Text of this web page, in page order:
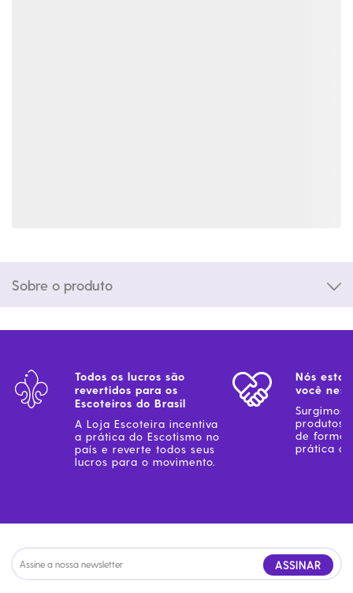
Sobre o produto
Todos os lucros são
revertidos para os
Escoteiros do Brasil
A Loja Escoteira incentiva
a prática do Escotismo no
país e reverte todos seus
lucros para o movimento.
Nós
você
Surgimos
produtos
de forma
prática
ASSINAR